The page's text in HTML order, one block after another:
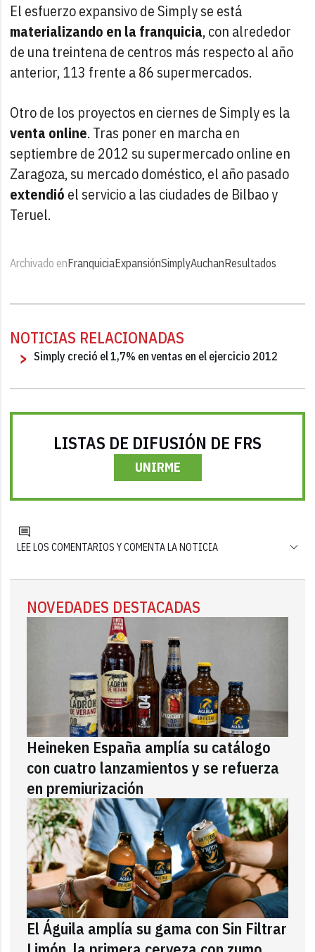
El esfuerzo expansivo de Simply se está
materializando en la franquicia, con alrededor
de una treintena de centros más respecto al año
anterior, 113 frente a 86 supermercados.
Otro de los proyectos en ciernes de Simply es la
venta online. Tras poner en marcha en
septiembre de 2012 su supermercado online en
Zaragoza, su mercado doméstico, el año pasado
extendió el servicio a las ciudades de Bilbao y
Teruel.
Archivado enFranquiciaExpansiónSimplyAuchanResultados
NOTICIAS RELACIONADAS
Simply creció el 1,7% en ventas en el ejercicio 2012
LISTAS DE DIFUSIÓN DE FRS
UNIRME
LEE LOS COMENTARIOS Y COMENTA LA NOTICIA
NOVEDADES DESTACADAS
Heineken España amplía su catálogo
con cuatro lanzamientos y se refuerza
en premiurización
El Águila amplía su gama con Sin Filtrar